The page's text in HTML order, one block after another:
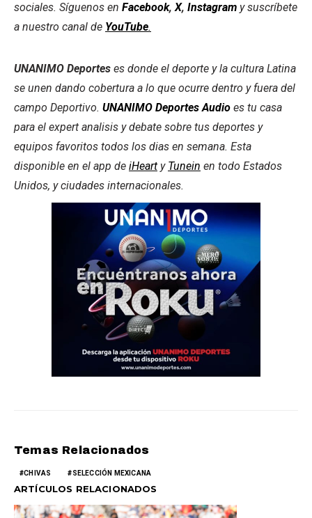
sociales. Síguenos en Facebook,X, Instagram y suscríbete
a nuestro canal de YouTube.
UNANIMO Deportes es donde el deporte y la cultura Latina
se unen dando cobertura a lo que ocurre dentro y fuera del
campo Deportivo. UNANIMO Deportes Audio es tu casa
para el expert analisis y debate sobre tus deportes y
equipos favoritos todos los dias en semana. Esta
disponible en el app de iHeart y Tunein en todo Estados
Unidos, y ciudades internacionales.
Temas Relacionados
CHIVAS SELECCIÓN MEXICANA
ARTÍCULOS RELACIONADOS